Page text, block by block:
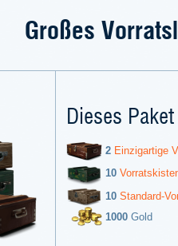
Großes
Dieses
2 Einzigartige
10
10 Standard-
1000 Gold